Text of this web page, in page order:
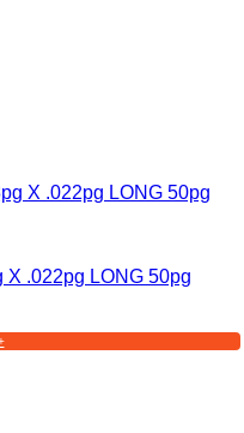
.022pg LONG 50pg